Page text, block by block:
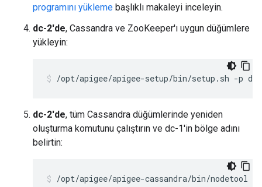
programını yükleme başlıklı makaleyi inceleyin.
dc-2'de, Cassandra ve ZooKeeper'ı uygun düğümlere
yükleyin:
/opt/apigee/apigee-setup/bin/setup.sh -p
dc-2'de, tüm Cassandra düğümlerinde yeniden
oluşturma komutunu çalıştırın ve dc-1'in bölge adını
belirtin:
/opt/apigee/apigee-cassandra/bin/nodetool